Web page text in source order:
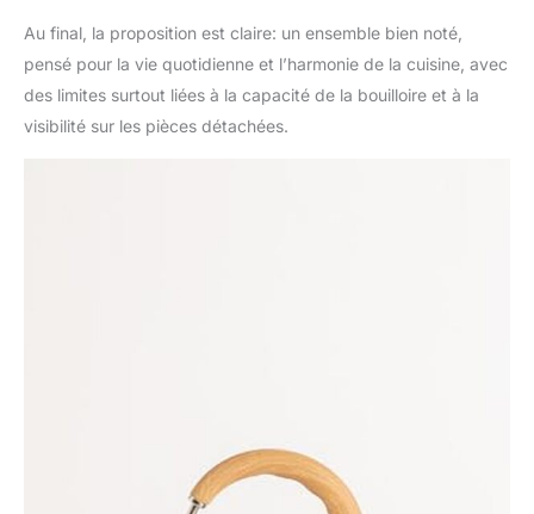
Au final, la proposition est claire: un ensemble bien noté,
pensé pour la vie quotidienne et l’harmonie de la cuisine, avec
des limites surtout liées à la capacité de la bouilloire et à la
visibilité sur les pièces détachées.